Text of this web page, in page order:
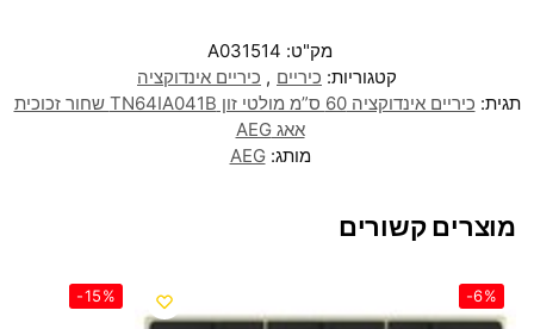
מק"ט: A031514
קטגוריות: כיריים , כיריים אינדוקציה
תגית:
כיריים אינדוקציה 60 ס”מ מולטי זון TN64IA041B שחור זכוכית
אאג AEG
מותג:AEG
מוצרים קשורים
-6%
-15%